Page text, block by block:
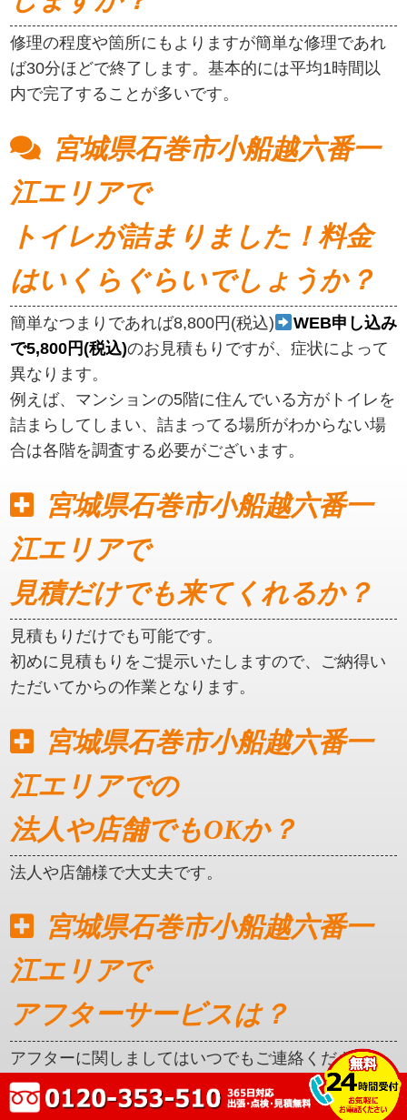
修理の程度や箇所にもよりますが簡単な修理であれ
ば30分ほどで終了します。基本的には平均1時間以
内で完了することが多いです。
宮城県石巻市小船越六番一
江エリアで
トイレが詰まりました！料金
はいくらぐらいでしょうか？
簡単なつまりであれば8,800円(税込)
WEB申し込み
で5,800円(税込)のお見積もりですが、症状によって
異なります。
例えば、マンションの5階に住んでいる方がトイレを
詰まらしてしまい、詰まってる場所がわからない場
合は各階を調査する必要がございます。
宮城県石巻市小船越六番一
江エリアで
見積だけでも来てくれるか？
見積もりだけでも可能です。
初めに見積もりをご提示いたしますので、ご納得い
ただいてからの作業となります。
宮城県石巻市小船越六番一
江エリアでの
法人や店舗でもOKか？
法人や店舗様で大丈夫です。
宮城県石巻市小船越六番一
江エリアで
アフターサービスは？
アフターに関しましてはいつでもご連絡ください。
クレカ対応はしているか？